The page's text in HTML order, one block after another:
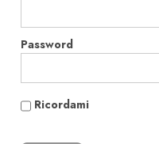
Password
Ricordami